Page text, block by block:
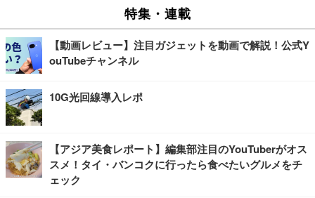
特集・連載
【動画レビュー】注目ガジェットを動画で解説！公式Y
ouTubeチャンネル
10G光回線導入レポ
【アジア美食レポート】編集部注目のYouTuberがオス
スメ！タイ・バンコクに行ったら食べたいグルメをチ
ェック